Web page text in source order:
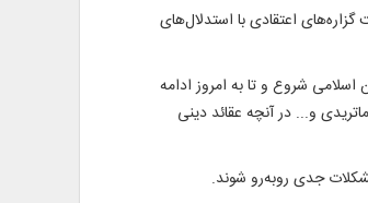
اعتقادی با استدلال‌های
شروع و تا به امروز ادامه
و... در آنچه عقائد دينی
جدی روبه‌رو شوند.